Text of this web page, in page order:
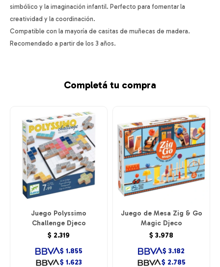
simbólico y la imaginación infantil. Perfecto para fomentar la
creatividad y la coordinación.
Compatible con la mayoría de casitas de muñecas de madera.
Recomendado a partir de los 3 años.
Completá tu compra
Juego Polyssimo
Challenge Djeco
$ 2.319
$ 1.623
$ 1.855
Juego de Mesa Zig & Go
Magic Djeco
$ 3.978
$ 2.785
$ 3.182